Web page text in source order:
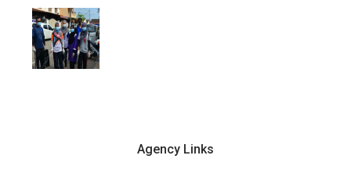
Agency Links